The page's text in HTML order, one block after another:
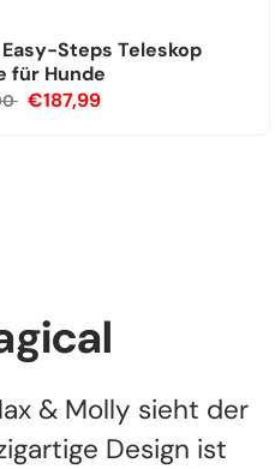
Steps Teleskop
für Hunde
€187,99
& Molly sieht der
Design ist